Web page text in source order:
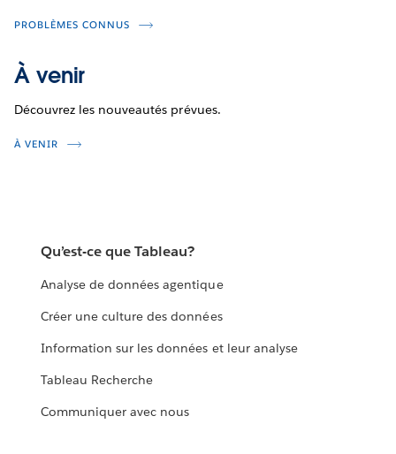
PROBLÈMES CONNUS
À venir
Découvrez les nouveautés prévues.
À VENIR
Qu’est-ce que Tableau?
Analyse de données agentique
Créer une culture des données
Information sur les données et leur analyse
Tableau Recherche
Communiquer avec nous